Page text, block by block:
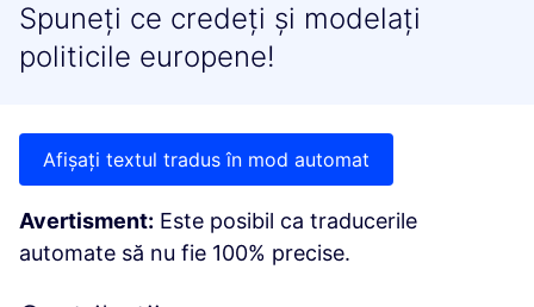
Spuneți ce credeți și modelați
politicile europene!
Afișați textul tradus în mod automat
Avertisment: Este posibil ca traducerile
automate să nu fie 100% precise.